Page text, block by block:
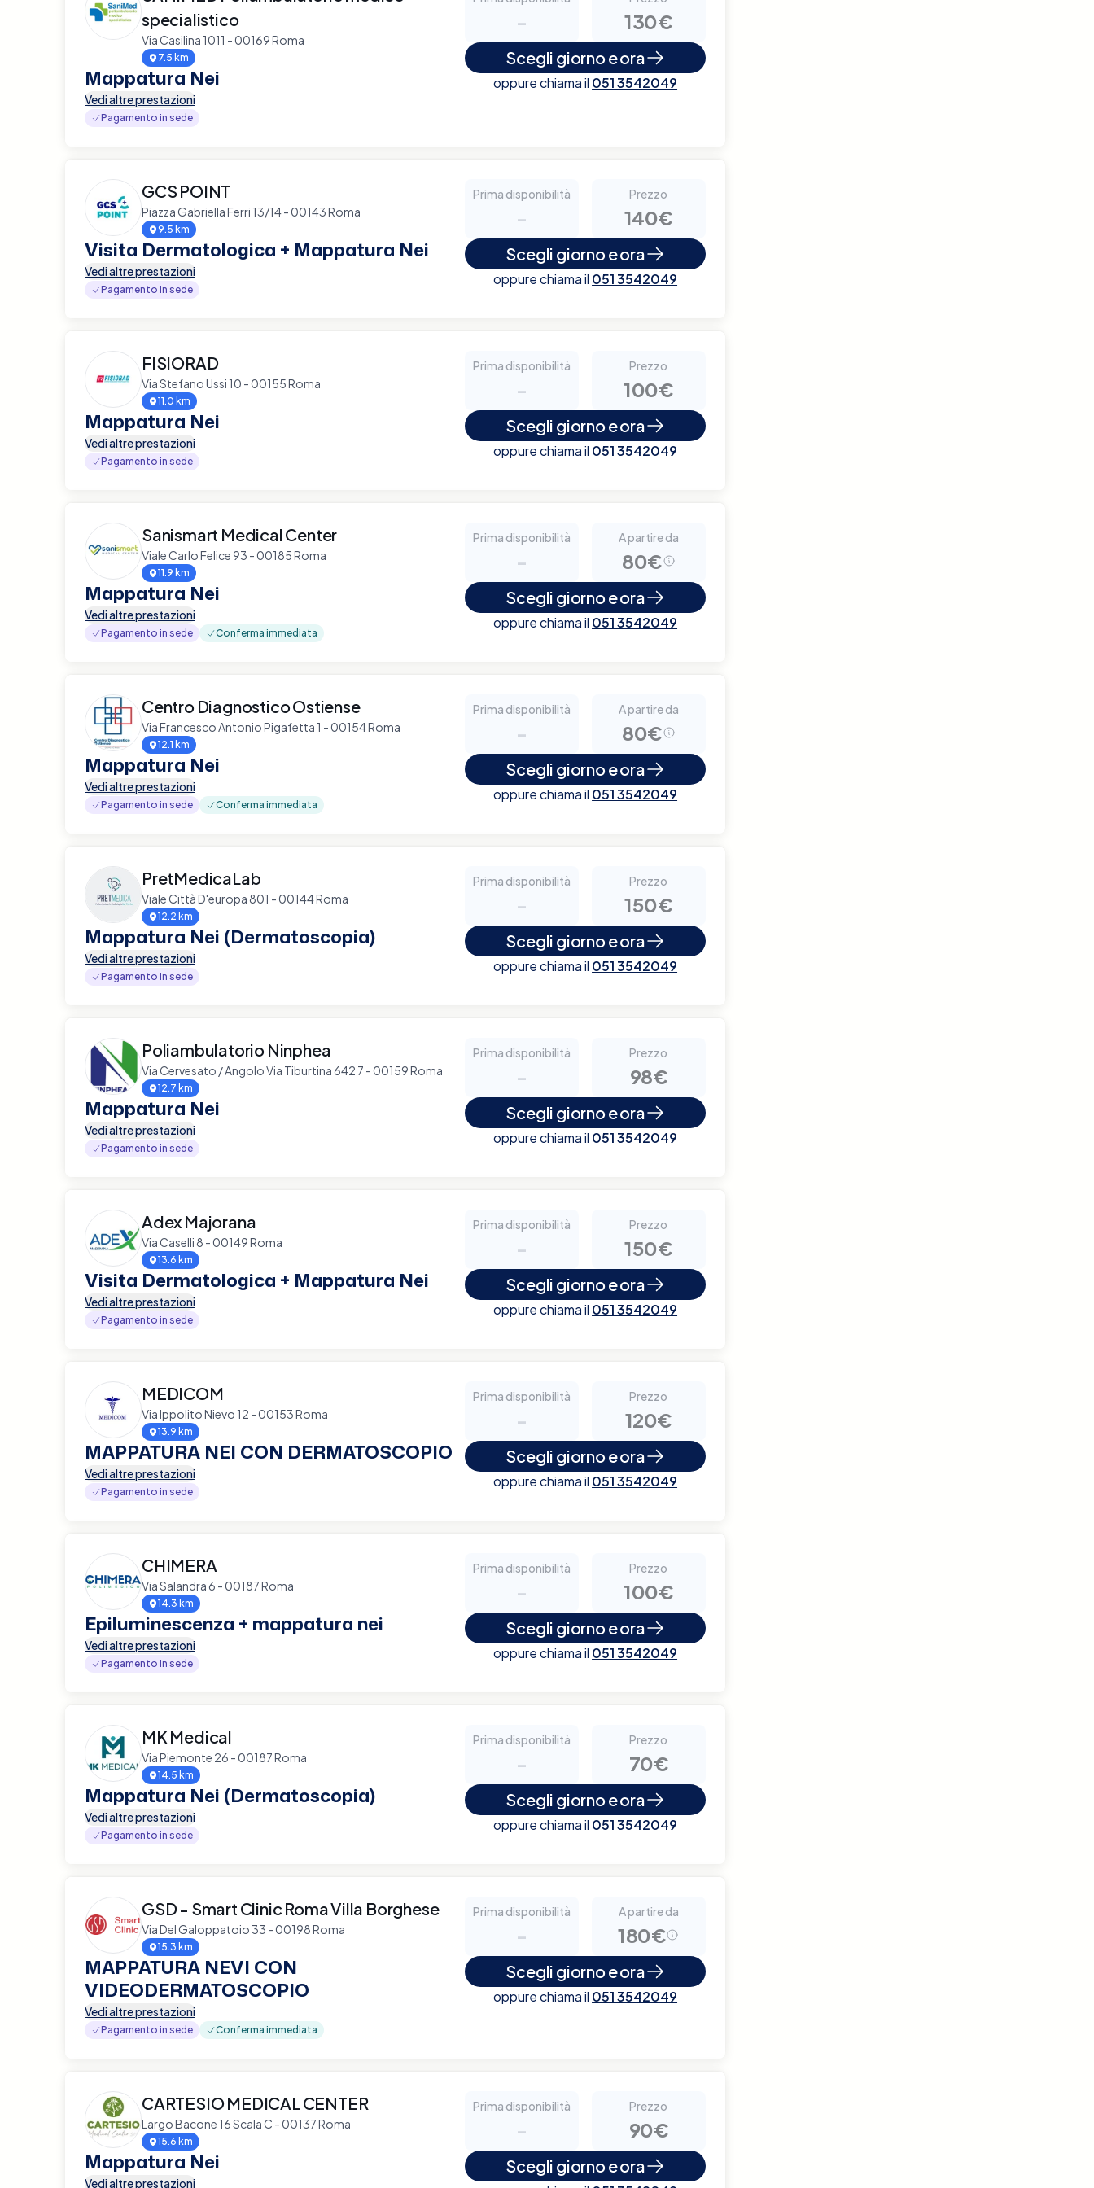
specialistico
Via Casilina 1011 - 00169 Roma
7.5 km
Mappatura Nei
Vedi altre prestazioni
Pagamento in sede
- 130€
Scegli giorno e ora
oppure chiama il 051 3542049
GCS POINT
Piazza Gabriella Ferri 13/14 - 00143 Roma
9.5 km
Visita Dermatologica + Mappatura Nei
Vedi altre prestazioni
Pagamento in sede
Prima disponibilità
-
Prezzo
140€
Scegli giorno e ora
oppure chiama il 051 3542049
FISIORAD
Via Stefano Ussi 10 - 00155 Roma
11.0 km
Mappatura Nei
Vedi altre prestazioni
Pagamento in sede
Prima disponibilità
-
Prezzo
100€
Scegli giorno e ora
oppure chiama il 051 3542049
Sanismart Medical Center
Viale Carlo Felice 93 - 00185 Roma
11.9 km
Mappatura Nei
Vedi altre prestazioni
Pagamento in sede Conferma immediata
Prima disponibilità
-
A partire da
80€
Scegli giorno e ora
oppure chiama il 051 3542049
Centro Diagnostico Ostiense
Via Francesco Antonio Pigafetta 1 - 00154 Roma
12.1 km
Mappatura Nei
Vedi altre prestazioni
Pagamento in sede Conferma immediata
Prima disponibilità
-
A partire da
80€
Scegli giorno e ora
oppure chiama il 051 3542049
PretMedicaLab
Viale Città D'europa 801 - 00144 Roma
12.2 km
Mappatura Nei (Dermatoscopia)
Vedi altre prestazioni
Pagamento in sede
Prima disponibilità
-
Prezzo
150€
Scegli giorno e ora
oppure chiama il 051 3542049
Poliambulatorio Ninphea
Via Cervesato / Angolo Via Tiburtina 642 7 - 00159 Roma
12.7 km
Mappatura Nei
Vedi altre prestazioni
Pagamento in sede
Prima disponibilità
-
Prezzo
98€
Scegli giorno e ora
oppure chiama il 051 3542049
Adex Majorana
Via Caselli 8 - 00149 Roma
13.6 km
Visita Dermatologica + Mappatura Nei
Vedi altre prestazioni
Pagamento in sede
Prima disponibilità
-
Prezzo
150€
Scegli giorno e ora
oppure chiama il 051 3542049
MEDICOM
Via Ippolito Nievo 12 - 00153 Roma
13.9 km
MAPPATURA NEI CON DERMATOSCOPIO
Vedi altre prestazioni
Pagamento in sede
Prima disponibilità
-
Prezzo
120€
Scegli giorno e ora
oppure chiama il 051 3542049
CHIMERA
Via Salandra 6 - 00187 Roma
14.3 km
Epiluminescenza + mappatura nei
Vedi altre prestazioni
Pagamento in sede
Prima disponibilità
-
Prezzo
100€
Scegli giorno e ora
oppure chiama il 051 3542049
MK Medical
Via Piemonte 26 - 00187 Roma
14.5 km
Mappatura Nei (Dermatoscopia)
Vedi altre prestazioni
Pagamento in sede
Prima disponibilità
-
Prezzo
70€
Scegli giorno e ora
oppure chiama il 051 3542049
GSD - Smart Clinic Roma Villa Borghese
Via Del Galoppatoio 33 - 00198 Roma
15.3 km
MAPPATURA NEVI CON
VIDEODERMATOSCOPIO
Vedi altre prestazioni
Pagamento in sede Conferma immediata
Prima disponibilità
-
A partire da
180€
Scegli giorno e ora
oppure chiama il 051 3542049
CARTESIO MEDICAL CENTER
Largo Bacone 16 Scala C - 00137 Roma
15.6 km
Mappatura Nei
Vedi altre prestazioni
Prima disponibilità
-
Prezzo
90€
Scegli giorno e ora